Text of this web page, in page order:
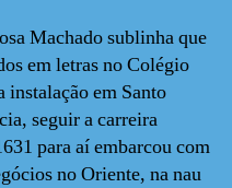
Machado sublinha que
em letras no Colégio
instalação em Santo
seguir a carreira
para aí embarcou com
no Oriente, na nau